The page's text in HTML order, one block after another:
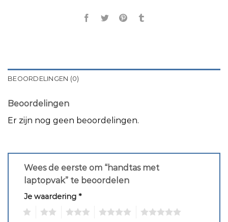
BEOORDELINGEN (0)
Beoordelingen
Er zijn nog geen beoordelingen.
Wees de eerste om “handtas met
laptopvak” te beoordelen
Je waardering *